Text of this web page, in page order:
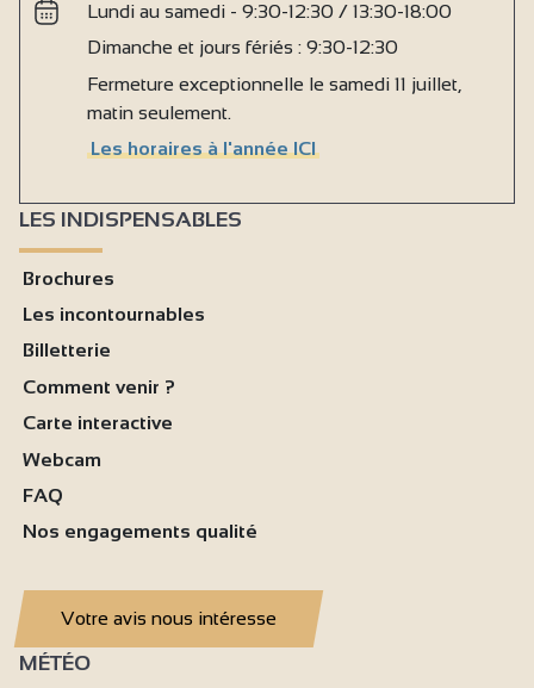
Lundi au samedi - 9:30-12:30 / 13:30-18:00
Dimanche et jours fériés : 9:30-12:30
Fermeture exceptionnelle le samedi 11 juillet,
matin seulement.
Les horaires à l'année ICI
LES INDISPENSABLES
Brochures
Les incontournables
Billetterie
Comment venir ?
Carte interactive
Webcam
FAQ
Nos engagements qualité
Votre avis nous intéresse
MÉTÉO